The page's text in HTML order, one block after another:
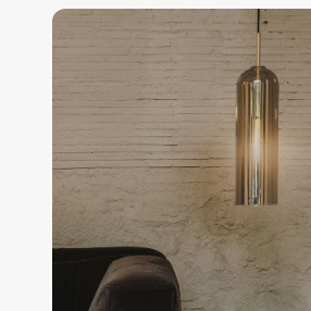
Gå
til
slutten
av
bildegalleri